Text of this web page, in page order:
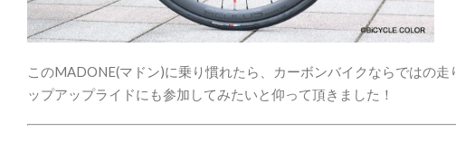
このMADONE(マドン)に乗り慣れたら、カーボンバイクならではの
ップアップライドにも参加してみたいと仰って頂きました！